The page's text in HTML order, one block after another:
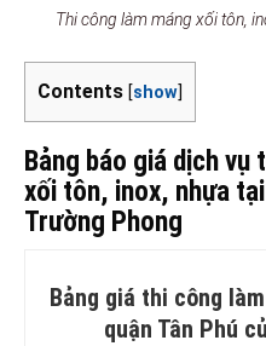
Thi công làm máng xối tôn,
Contents [show]
Bảng báo giá dịch
xối tôn, inox, nhựa
Trường Phong
Bảng giá thi công
quận Tân Phú